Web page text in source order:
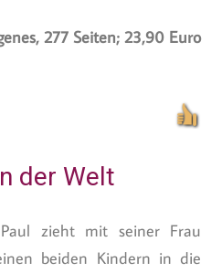
277 Seiten; 23,90 Euro
der Welt
zieht mit seiner Frau
beiden Kindern in die